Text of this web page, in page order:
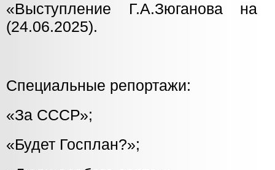
«Выступление Г.А.Зюганова
(24.06.2025).
Специальные репортажи:
«За СССР»;
«Будет Госплан?»;